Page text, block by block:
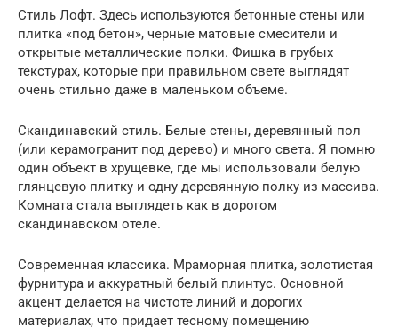
Стиль Лофт. Здесь используются бетонные стены или
плитка «под бетон», черные матовые смесители и
открытые металлические полки. Фишка в грубых
текстурах, которые при правильном свете выглядят
очень стильно даже в маленьком объеме.
Скандинавский стиль. Белые стены, деревянный пол
(или керамогранит под дерево) и много света. Я помню
один объект в хрущевке, где мы использовали белую
глянцевую плитку и одну деревянную полку из массива.
Комната стала выглядеть как в дорогом
скандинавском отеле.
Современная классика. Мраморная плитка, золотистая
фурнитура и аккуратный белый плинтус. Основной
акцент делается на чистоте линий и дорогих
материалах, что придает тесному помещению